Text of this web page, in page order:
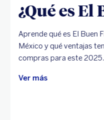
¿Qué es El
Aprende qué es El Buen
México y qué ventajas
compras para este 2025.
Ver más